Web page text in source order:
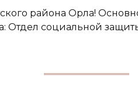
района Орла!
Отдел социальной